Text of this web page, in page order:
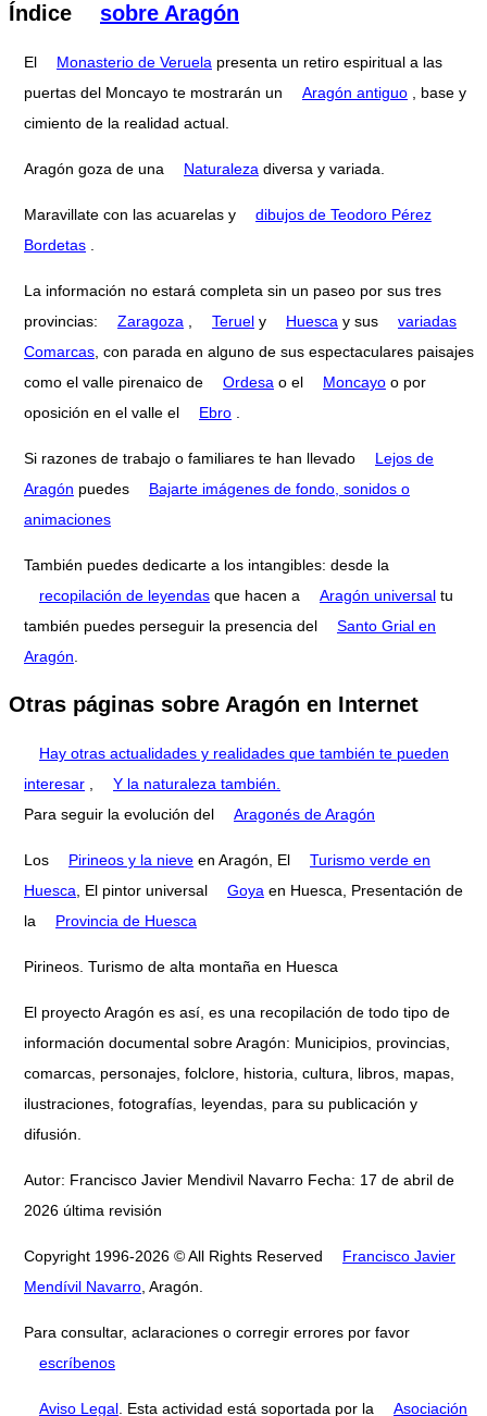
Índice sobre Aragón
El Monasterio de Veruela presenta un retiro espiritual a las
puertas del Moncayo te mostrarán un
Aragón antiguo , base y
cimiento de la realidad actual.
Aragón goza de una Naturaleza diversa y variada.
Maravillate con las acuarelas y
dibujos de Teodoro Pérez
Bordetas
La información no estará completa sin un paseo por sus tres
provincias:
Zaragoza Teruel y Huesca y sus
variadas
Comarcas , con parada en alguno de sus espectaculares paisajes
como el valle pirenaico de
Ordesa o el Moncayo o por
oposición en el valle el
Ebro
Si razones de trabajo o familiares te han llevado
Lejos de
Aragón puedes
Bajarte imágenes de fondo, sonidos o
animaciones
También puedes dedicarte a los intangibles: desde la
recopilación de leyendas que hacen a Aragón universal tu
también puedes perseguir la presencia del
Santo Grial en
Aragón
Otras páginas sobre Aragón en Internet
Hay otras actualidades y realidades que también te pueden
interesar
Y la naturaleza también.
Para seguir la evolución del
Aragonés de Aragón
Los Pirineos y la nieve en Aragón, El
Turismo verde en
Huesca , El pintor universal Goya en Huesca, Presentación de
la
Provincia de Huesca
Pirineos. Turismo de alta montaña en Huesca
El proyecto Aragón es así, es una recopilación de todo tipo de
información documental sobre Aragón: Municipios, provincias,
comarcas, personajes, folclore, historia, cultura, libros, mapas,
ilustraciones, fotografías, leyendas, para su publicación y
difusión.
Autor: Francisco Javier Mendivil Navarro Fecha: 17 de abril de
2026 última revisión
Copyright 1996-2026 © All Rights Reserved
Francisco Javier
Mendívil Navarro , Aragón.
Para consultar, aclaraciones o corregir errores por favor
escríbenos
Aviso Legal . Esta actividad está soportada por la Asociación